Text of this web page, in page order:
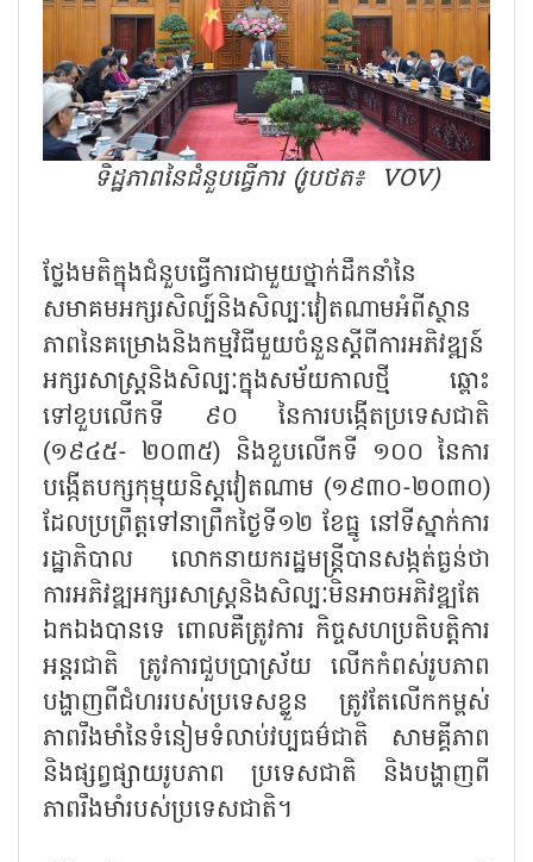
ទិដ្ឋភាពនៃជំនួបធ្វើការ (រូបថត៖ VOV)
ថ្លែងមតិក្នុងជំនួបធ្វើការជាមួយថ្នាក់ដឹកនាំនៃ
សមាគមអក្សរសិល្ប៍និងសិល្បៈវៀតណាមអំពីស្ថាន
ភាពនៃគម្រោងនិងកម្មវិធីមួយចំនួនស្តីពីការអភិវឌ្ឍន៍
អក្សរសាស្ត្រនិងសិល្បៈក្នុងសម័យកាលថ្មី ឆ្ពោះ
ទៅខួបលើកទី ៩០ នៃការបង្កើតប្រទេសជាតិ
(១៩៤៥- ២០៣៥) និងខួបលើកទី ១០០ នៃការ
បង្កើតបក្សកុម្មុយនិស្តវៀតណាម (១៩៣០-២០៣០)
ដែលប្រព្រឹត្តទៅនាព្រឹកថ្ងៃទី១២ ខែធ្នូ នៅទីស្នាក់ការ
រដ្ឋាភិបាល លោកនាយករដ្ឋមន្ត្រីបានសង្កត់ធ្ងន់ថា
ការអភិវឌ្ឍអក្សរសាស្ត្រនិងសិល្បៈមិនអាចអភិវឌ្ឍតែ
ឯកឯងបានទេ ពោលគឺត្រូវការ កិច្ចសហប្រតិបត្តិការ
អន្តរជាតិ ត្រូវការជួបប្រាស្រ័យ លើកកំពស់រូបភាព
បង្ហាញពីជំហររបស់ប្រទេសខ្លួន ត្រូវតែលើកកម្ពស់
ភាពរឹងមាំនៃទំនៀមទំលាប់វប្បធម៌ជាតិ សាមគ្គីភាព
និងផ្សព្វផ្សាយរូបភាព ប្រទេសជាតិ និងបង្ហាញពី
ភាពរឹងមាំរបស់ប្រទេសជាតិ។